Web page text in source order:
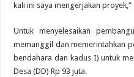
kali ini saya mengerjakan proyek,”
Untuk menyelesaikan
memanggil dan memerintahkan
bendahara dan kadus I) untuk
Desa (DD) Rp 93 juta.